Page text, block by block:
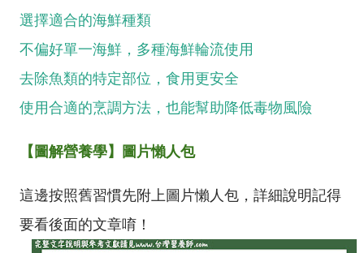
選擇適合的海鮮種類
不偏好單一海鮮，多種海鮮輪流使用
去除魚類的特定部位，食用更安全
使用合適的烹調方法，也能幫助降低毒物風險
【圖解營養學】圖片懶人包
這邊按照舊習慣先附上圖片懶人包，詳細說明記得
要看後面的文章唷！